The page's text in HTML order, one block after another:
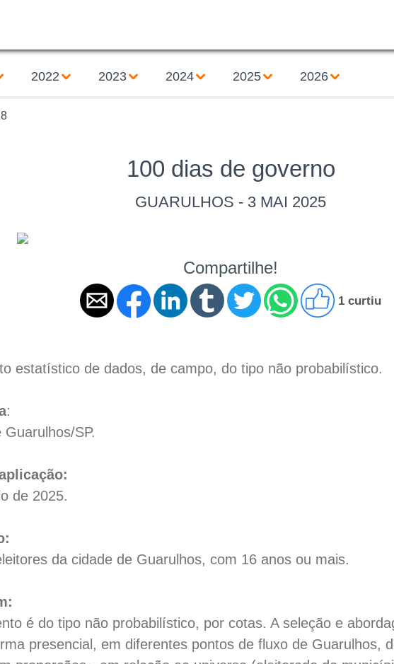
2022 2023 2024 2025 2026
100 dias de governo
GUARULHOS - 3 MAI 2025
Compartilhe!
1 curtiu
estatístico de dados, de campo, do tipo não probabilístico.
:
SP.
de 2025.
da cidade de Guarulhos, com 16 anos ou mais.
é do tipo não probabilístico, por cotas. A seleção e
presencial, em diferentes pontos de fluxo de Guarulhos,